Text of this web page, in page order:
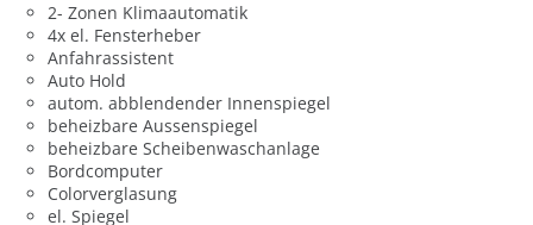
2- Zonen Klimaautomatik
4x el. Fensterheber
Anfahrassistent
Auto Hold
autom. abblendender Innenspiegel
beheizbare Aussenspiegel
beheizbare Scheibenwaschanlage
Bordcomputer
Colorverglasung
el. Spiegel